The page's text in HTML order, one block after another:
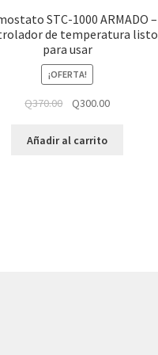
STC-1000 ARMADO –
de temperatura listo
para usar
¡OFERTA!
Q370.00 Q300.00
Añadir al carrito